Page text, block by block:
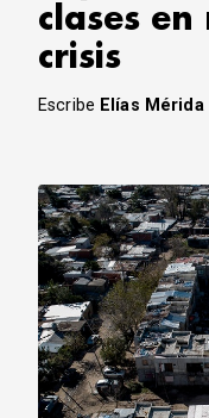
clases
crisis
Escribe Elías Mérida